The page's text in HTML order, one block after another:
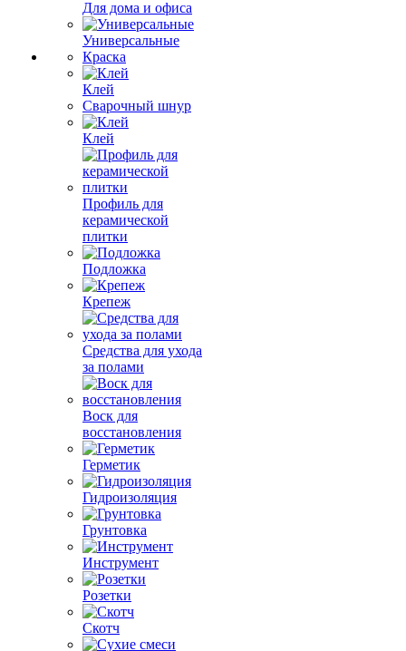
Для дома и офиса
Универсальные
Краска
Клей
Сварочный шнур
Клей
Профиль для
керамической
плитки
Подложка
Крепеж
Средства для ухода
за полами
Воск для
восстановления
Герметик
Гидроизоляция
Грунтовка
Инструмент
Розетки
Скотч